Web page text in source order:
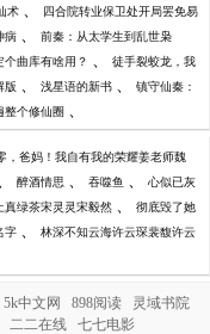
术 、 四合院转业保卫处开局罢免易
病 、 前秦：从太学生到乱世枭
个曲库有啥用？ 、 徒手裂蛟龙，我
版 、 浅星语的新书 、 镇守仙秦：
整个修仙圈 、
，爸妈！我自有我的荣耀姜老师魏
醉酒情思 、 吞噬鱼 、 心似已灰
真绿茶宋灵灵宋毅然 、 彻底毁了她
字 、 林深不知云海许云琛裴馥许云
5k中文网 898阅读
灵域书院
二二在线 七七电影